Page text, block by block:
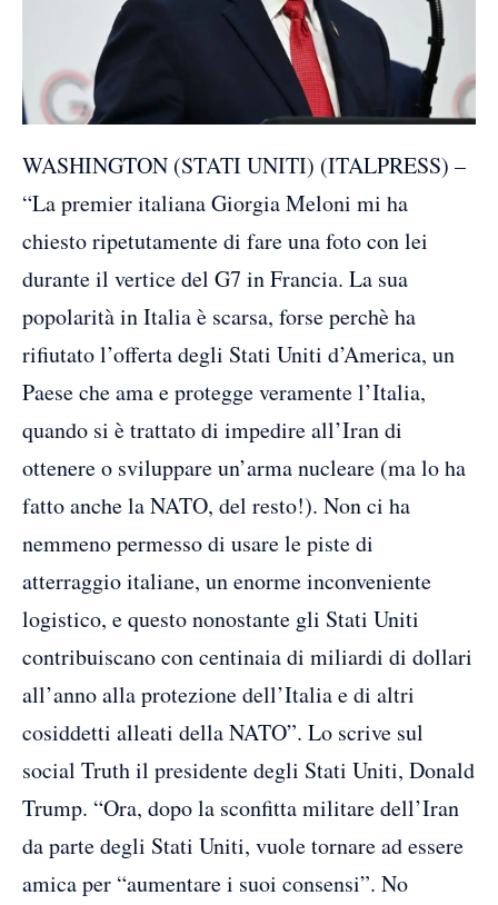
WASHINGTON (STATI UNITI) (ITALPRESS) –
“La premier italiana Giorgia Meloni mi ha
chiesto ripetutamente di fare una foto con lei
durante il vertice del G7 in Francia. La sua
popolarità in Italia è scarsa, forse perchè ha
rifiutato l’offerta degli Stati Uniti d’America, un
Paese che ama e protegge veramente l’Italia,
quando si è trattato di impedire all’Iran di
ottenere o sviluppare un’arma nucleare (ma lo ha
fatto anche la NATO, del resto!). Non ci ha
nemmeno permesso di usare le piste di
atterraggio italiane, un enorme inconveniente
logistico, e questo nonostante gli Stati Uniti
contribuiscano con centinaia di miliardi di dollari
all’anno alla protezione dell’Italia e di altri
cosiddetti alleati della NATO”. Lo scrive sul
social Truth il presidente degli Stati Uniti, Donald
Trump. “Ora, dopo la sconfitta militare dell’Iran
da parte degli Stati Uniti, vuole tornare ad essere
amica per “aumentare i suoi consensi”. No